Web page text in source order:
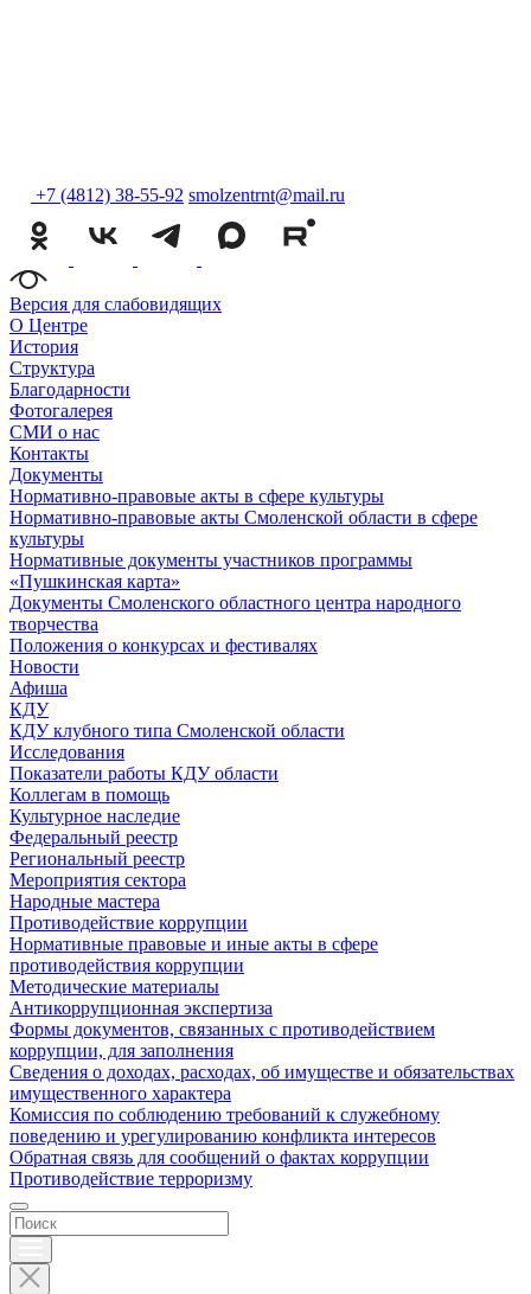
+7 (4812) 38-55-92 smolzentrnt@mail.ru
Версия для слабовидящих
О Центре
История
Структура
Благодарности
Фотогалерея
СМИ о нас
Контакты
Документы
Нормативно-правовые акты в сфере культуры
Нормативно-правовые акты Смоленской области в сфере
культуры
Нормативные документы участников программы
«Пушкинская карта»
Документы Смоленского областного центра народного
творчества
Положения о конкурсах и фестивалях
Новости
Афиша
КДУ
КДУ клубного типа Смоленской области
Исследования
Показатели работы КДУ области
Коллегам в помощь
Культурное наследие
Федеральный реестр
Региональный реестр
Мероприятия сектора
Народные мастера
Противодействие коррупции
Нормативные правовые и иные акты в сфере
противодействия коррупции
Методические материалы
Антикоррупционная экспертиза
Формы документов, связанных с противодействием
коррупции, для заполнения
Сведения о доходах, расходах, об имуществе и обязательствах
имущественного характера
Комиссия по соблюдению требований к служебному
поведению и урегулированию конфликта интересов
Обратная связь для сообщений о фактах коррупции
Противодействие терроризму